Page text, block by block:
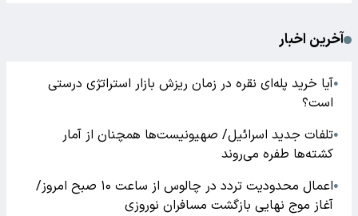
آخرین اخبار
●آیا خرید پله‌ای نقره در زمان ریزش بازار استراتژی درستی
است؟
●تلفات جدید اسرائیل/ صهیونیست‌ها همچنان از آمار
کشته‌ها طفره می‌روند
●
اعمال محدودیت تردد در چالوس از ساعت ۱۰ صبح امروز/
آغاز موج نهایی بازگشت مسافران نوروزی